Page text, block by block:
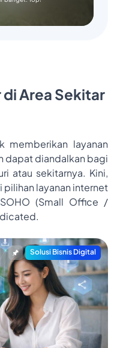
di Area Sekitar
memberikan layanan
dapat diandalkan bagi
atau sekitarnya. Kini,
layanan internet
(Small Office /
Solusi Bisnis Digital